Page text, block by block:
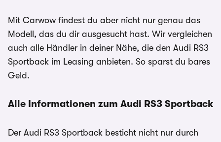
Mit Carwow findest du aber nicht nur genau das
Modell, das du dir ausgesucht hast. Wir vergleichen
auch alle Händler in deiner Nähe, die den Audi RS3
Sportback im Leasing anbieten. So sparst du bares
Geld.
Alle Informationen zum Audi RS3 Sportback
Der Audi RS3 Sportback besticht nicht nur durch